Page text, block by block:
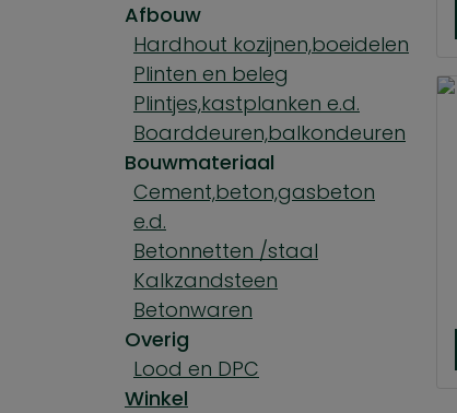
Afbouw
Hardhout kozijnen,boeidelen
Plinten en beleg
Plintjes,kastplanken e.d.
Boarddeuren,balkondeuren
Bouwmateriaal
Cement,beton,gasbeton
e.d.
Betonnetten /staal
Kalkzandsteen
Betonwaren
Overig
Lood en DPC
Winkel